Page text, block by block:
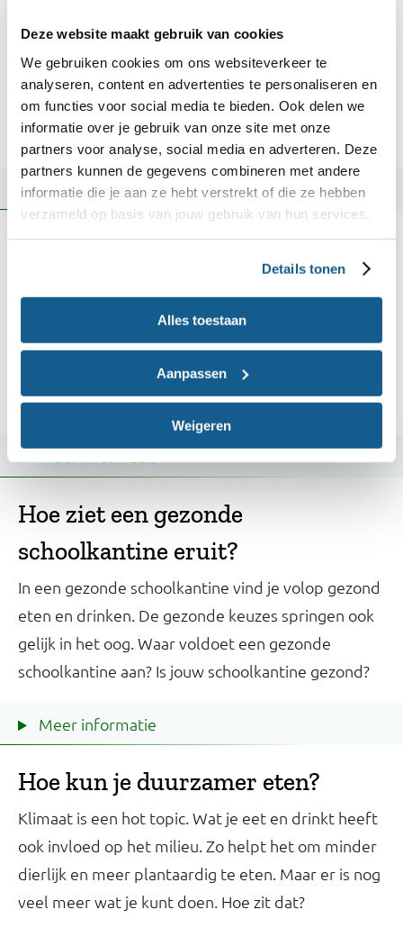
Deze website maakt gebruik van cookies
We gebruiken cookies om ons websiteverkeer te
analyseren, content en advertenties te personaliseren en
om functies voor social media te bieden. Ook delen we
informatie over je gebruik van onze site met onze
partners voor analyse, social media en adverteren. Deze
partners kunnen de gegevens combineren met andere
informatie die je aan ze hebt verstrekt of die ze hebben
verzameld op basis van jouw gebruik van hun services.
Details tonen
Alles toestaan
Aanpassen
Weigeren
'beestjes', namelijk bacteriën, virussen en gisten.
Samen worden ze het microbioom genoemd. Wat
doet dit microbioom toch in ons lichaam?
Meer informatie
Wat is de relatie tussen voeding
Gezond eten en een gezond gewicht is
superbelangrijk als je diabetes type 2 hebt.
Waarom is dat? En kun je diabetes type 2 ook
voorkomen?
Hoe ziet een gezonde
schoolkantine eruit?
In een gezonde schoolkantine vind je volop gezond
eten en drinken. De gezonde keuzes springen ook
gelijk in het oog. Waar voldoet een gezonde
schoolkantine aan? Is jouw schoolkantine gezond?
Meer informatie
Hoe kun je duurzamer eten?
Klimaat is een hot topic. Wat je eet en drinkt heeft
ook invloed op het milieu. Zo helpt het om minder
dierlijk en meer plantaardig te eten. Maar er is nog
veel meer wat je kunt doen. Hoe zit dat?